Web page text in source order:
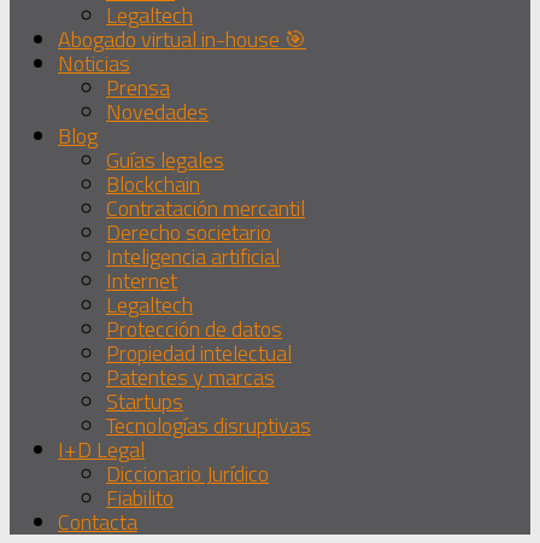
Legaltech
Abogado virtual in-house 🎯
Noticias
Prensa
Novedades
Blog
Guías legales
Blockchain
Contratación mercantil
Derecho societario
Inteligencia artificial
Internet
Legaltech
Protección de datos
Propiedad intelectual
Patentes y marcas
Startups
Tecnologías disruptivas
I+D Legal
Diccionario Jurídico
Fiabilito
Contacta